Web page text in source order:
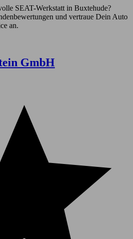
SEAT-Werkstatt in Buxtehude?
und vertraue Dein Auto
an.
GmbH